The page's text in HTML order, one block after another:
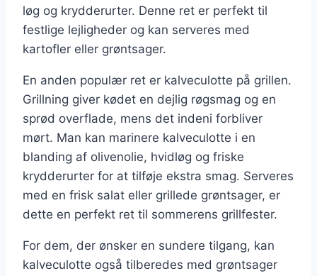
løg og krydderurter. Denne ret er perfekt til
festlige lejligheder og kan serveres med
kartofler eller grøntsager.
En anden populær ret er kalveculotte på grillen.
Grillning giver kødet en dejlig røgsmag og en
sprød overflade, mens det indeni forbliver
mørt. Man kan marinere kalveculotte i en
blanding af olivenolie, hvidløg og friske
krydderurter for at tilføje ekstra smag. Serveres
med en frisk salat eller grillede grøntsager, er
dette en perfekt ret til sommerens grillfester.
For dem, der ønsker en sundere tilgang, kan
kalveculotte også tilberedes med grøntsager